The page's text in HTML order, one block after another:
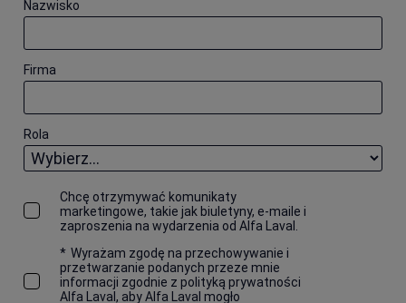
Nazwisko
Firma
Rola
Chcę otrzymywać komunikaty
marketingowe, takie jak biuletyny, e-maile i
zaproszenia na wydarzenia od Alfa Laval.
* Wyrażam zgodę na przechowywanie i
przetwarzanie podanych przeze mnie
informacji zgodnie z polityką prywatności
Alfa Laval, aby Alfa Laval mogło